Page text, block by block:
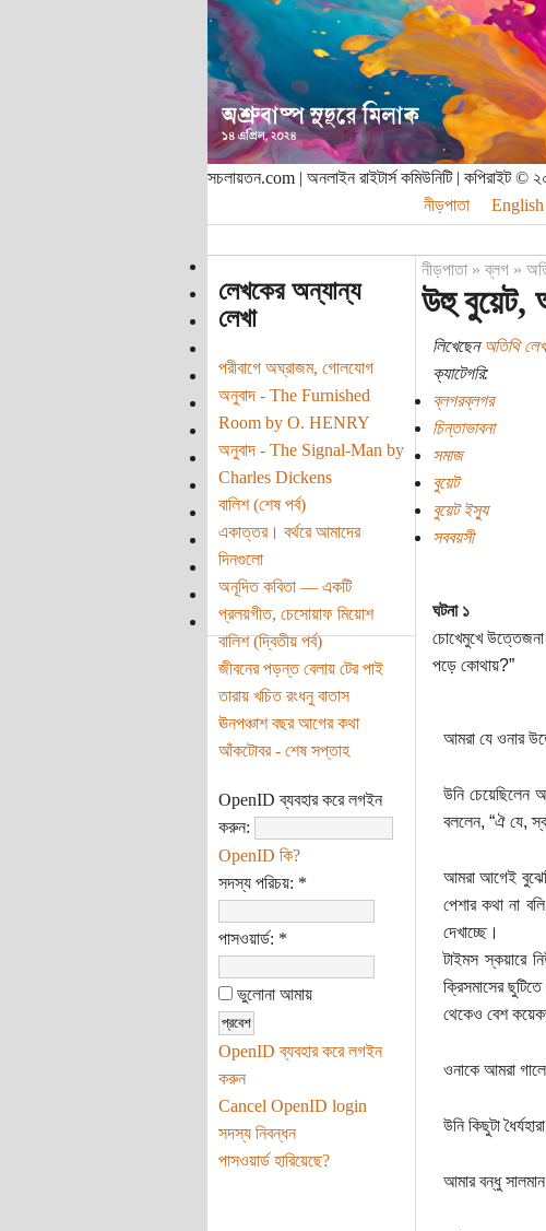
সচলায়তন.com | অনলাইন রাইটার্স কমিউনিটি | কপিরাইট ©
নীড়পাতা
English
লেখকের অন্যান্য
লেখা
পরীবাগে অঘ্রাজম, গোলযোগ
অনুবাদ - The Furnished
Room by O. HENRY
অনুবাদ - The Signal-Man by
Charles Dickens
বালিশ (শেষ পর্ব)
একাত্তর। বর্থরে আমাদের
দিনগুলো
অনূদিত কবিতা — একটি
প্রলয়গীত, চেসোয়াফ মিয়োশ
বালিশ (দ্বিতীয় পর্ব)
জীবনের পড়ন্ত বেলায় টের পাই
তারায় খচিত রংধনু বাতাস
ঊনপঞ্চাশ বছর আগের কথা
আঁকটোবর - শেষ সপ্তাহ
OpenID ব্যবহার করে লগইন
করুন:
OpenID কি?
সদস্য পরিচয়: *
পাসওয়ার্ড: *
ভুলোনা আমায়
OpenID ব্যবহার করে লগইন
করুন
Cancel OpenID login
সদস্য নিবন্ধন
পাসওয়ার্ড হারিয়েছে?
নীড়পাতা»ব্লগ»
উহু বুয়েট,
লিখেছেনঅতিথি
ক্যাটেগরি:
ব্লগরব্লগর
চিন্তাভাবনা
সমাজ
বুয়েট
বুয়েট ইস্যু
সববয়সী
ঘটনা ১
চোখেমুখে
পড়ে কোথায়?”
আমরা যে ওনার
উনি চেয়েছিলেন
বললেন, “ঐ যে,
আমরা আগেই
পেশার কথা না
দেখাচ্ছে।
টাইমস স্কয়ারে
ক্রিসমাসের
থেকেও বেশ
ওনাকে আমরা
উনি কিছুটা
আমার বন্ধু সালমান